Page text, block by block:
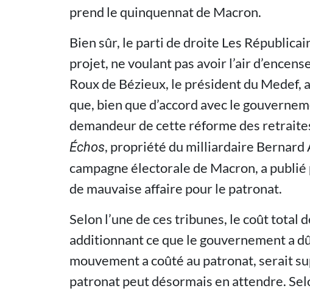
prend le quinquennat de Macron.
Bien sûr, le parti de droite Les
projet, ne voulant pas avoir l’air
Roux de Bézieux, le président du Medef,
que, bien que d’accord avec le
demandeur de cette réforme des
Échos, propriété du milliardaire Bernard
campagne électorale de Macron, a
de mauvaise affaire pour le patronat.
Selon l’une de ces tribunes, le coût total
additionnant ce que le gouvernement a
mouvement a coûté au patronat, serait
patronat peut désormais en attendre.